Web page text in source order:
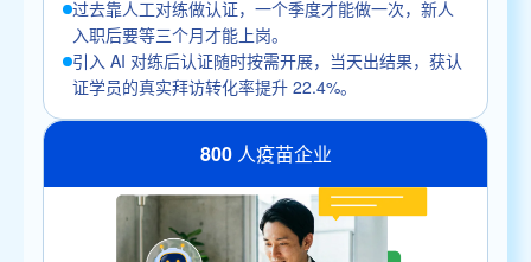
过去靠人工对练做认证，一个季度才能做一次，新人
入职后要等三个月才能上岗。
引入 AI 对练后认证随时按需开展，当天出结果，获认
证学员的真实拜访转化率提升 22.4%。
800 人疫苗企业